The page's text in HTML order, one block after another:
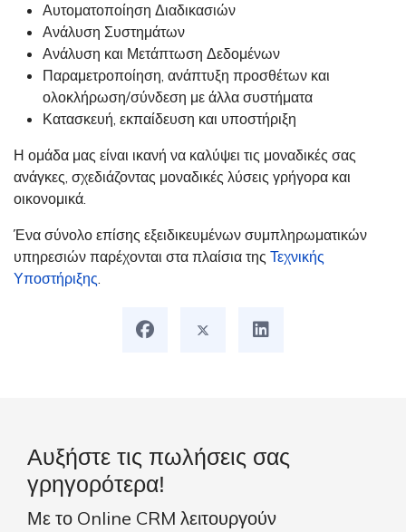
Αυτοματοποίηση Διαδικασιών
Ανάλυση Συστημάτων
Ανάλυση και Μετάπτωση Δεδομένων
Παραμετροποίηση, ανάπτυξη προσθέτων και
ολοκλήρωση/σύνδεση με άλλα συστήματα
Κατασκευή, εκπαίδευση και υποστήριξη
Η ομάδα μας είναι ικανή να καλύψει τις μοναδικές σας
ανάγκες, σχεδιάζοντας μοναδικές λύσεις γρήγορα και
οικονομικά.
Ένα σύνολο επίσης εξειδικευμένων συμπληρωματικών
υπηρεσιών παρέχονται στα πλαίσια της Τεχνικής
Υποστήριξης.
Αυξήστε τις πωλήσεις σας
γρηγορότερα!
Με το Online CRM λειτουργούν